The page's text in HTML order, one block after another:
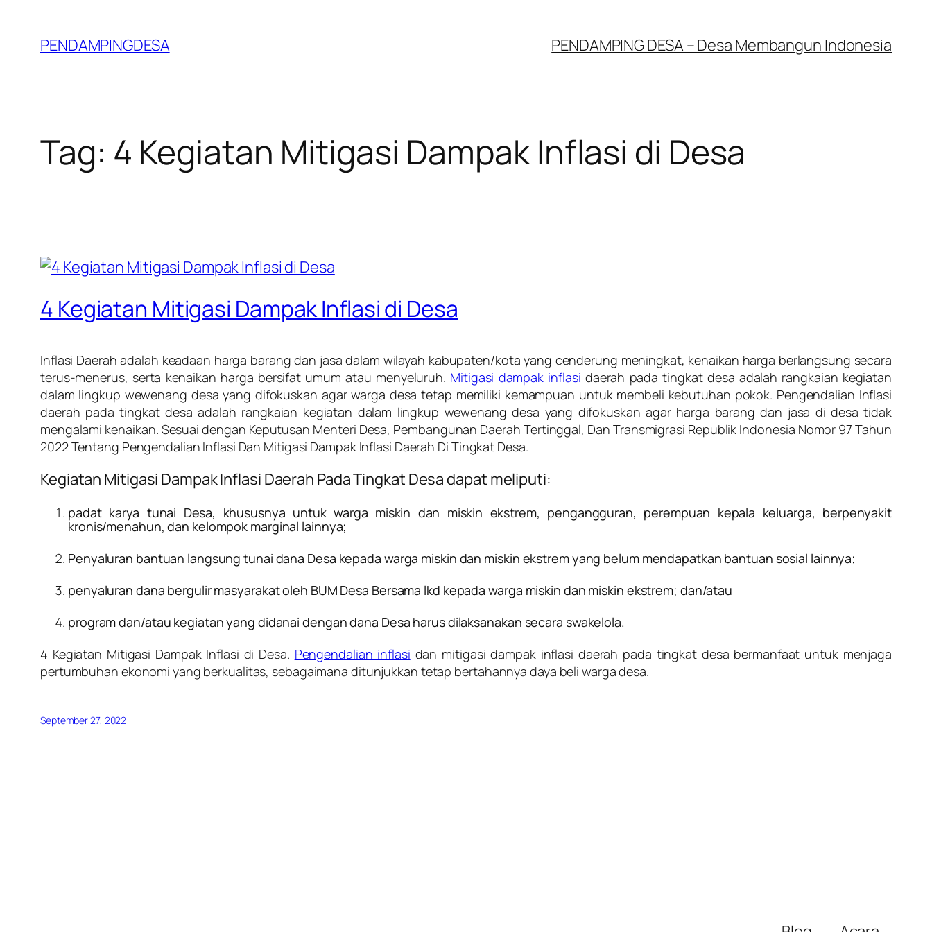
konten
PENDAMPINGDESA PENDAMPING DESA – Desa Membangun Indonesia
Tag: 4 Kegiatan Mitigasi Dampak Inflasi di Desa
4 Kegiatan Mitigasi Dampak Inflasi di Desa
Inflasi Daerah adalah keadaan harga barang dan jasa dalam wilayah kabupaten/kota yang cenderung meningkat, kenaikan harga berlangsung secara
terus-menerus, serta kenaikan harga bersifat umum atau menyeluruh. Mitigasi dampak inflasi daerah pada tingkat desa adalah rangkaian kegiatan
dalam lingkup wewenang desa yang difokuskan agar warga desa tetap memiliki kemampuan untuk membeli kebutuhan pokok. Pengendalian Inflasi
daerah pada tingkat desa adalah rangkaian kegiatan dalam lingkup wewenang desa yang difokuskan agar harga barang dan jasa di desa tidak
mengalami kenaikan. Sesuai dengan Keputusan Menteri Desa, Pembangunan Daerah Tertinggal, Dan Transmigrasi Republik Indonesia Nomor 97 Tahun
2022 Tentang Pengendalian Inflasi Dan Mitigasi Dampak Inflasi Daerah Di Tingkat Desa.
Kegiatan Mitigasi Dampak Inflasi Daerah Pada Tingkat Desa dapat meliputi:
padat karya tunai Desa, khususnya untuk warga miskin dan miskin ekstrem, pengangguran, perempuan kepala keluarga, berpenyakit
kronis/menahun, dan kelompok marginal lainnya;
Penyaluran bantuan langsung tunai dana Desa kepada warga miskin dan miskin ekstrem yang belum mendapatkan bantuan sosial lainnya;
penyaluran dana bergulir masyarakat oleh BUM Desa Bersama lkd kepada warga miskin dan miskin ekstrem; dan/atau
program dan/atau kegiatan yang didanai dengan dana Desa harus dilaksanakan secara swakelola.
4 Kegiatan Mitigasi Dampak Inflasi di Desa. Pengendalian inflasi dan mitigasi dampak inflasi daerah pada tingkat desa bermanfaat untuk menjaga
pertumbuhan ekonomi yang berkualitas, sebagaimana ditunjukkan tetap bertahannya daya beli warga desa.
September 27, 2022